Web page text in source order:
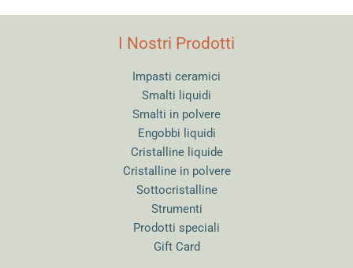
I Nostri Prodotti
Impasti ceramici
Smalti liquidi
Smalti in polvere
Engobbi liquidi
Cristalline liquide
Cristalline in polvere
Sottocristalline
Strumenti
Prodotti speciali
Gift Card